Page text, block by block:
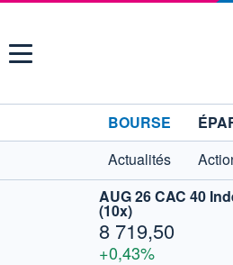
Menu
BOURSE
Actualités
AUG 26 CAC 40
(10x)
8 719,50
+0,43%